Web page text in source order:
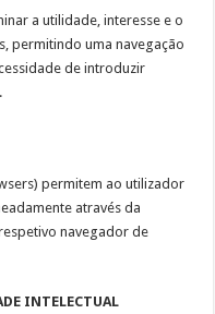
a utilidade, interesse e o
permitindo uma navegação
de introduzir
permitem ao utilizador
através da
navegador de
INTELECTUAL